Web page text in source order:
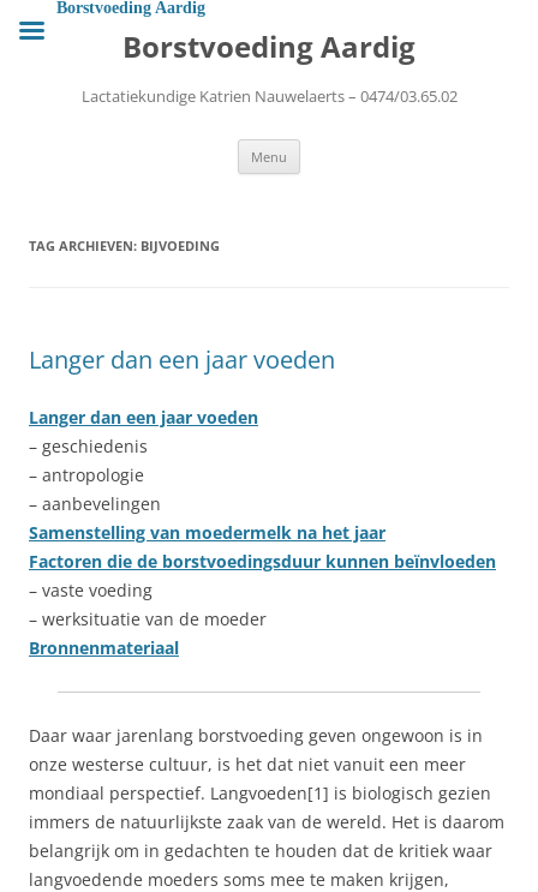
naar
de Borstvoeding Aardig
Lactatiekundige Katrien Nauwelaerts – 0474/03.65.02
Menu
TAG ARCHIEVEN: BIJVOEDING
Langer dan een jaar voeden
Langer dan een jaar voeden
– geschiedenis
– antropologie
– aanbevelingen
Samenstelling van moedermelk na het jaar
Factoren die de borstvoedingsduur kunnen beïnvloeden
– vaste voeding
– werksituatie van de moeder
Bronnenmateriaal
Daar waar jarenlang borstvoeding geven ongewoon is in
onze westerse cultuur, is het dat niet vanuit een meer
mondiaal perspectief. Langvoeden[1] is biologisch gezien
immers de natuurlijkste zaak van de wereld. Het is daarom
belangrijk om in gedachten te houden dat de kritiek waar
langvoedende moeders soms mee te maken krijgen,
Borstvoeding Aardig